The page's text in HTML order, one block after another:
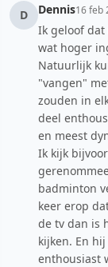
D
Dennis16 feb
Ik geloof
wat hoger
Natuurlijk
"vangen"
zouden in
deel
en meest
Ik kijk
badminton
keer erop
de tv dan is
kijken. En
enthousiast